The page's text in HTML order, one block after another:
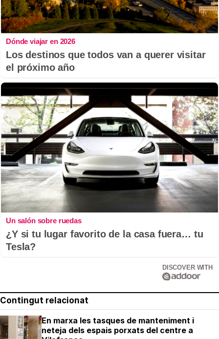
Dónde viajar en 2026
Los destinos que todos van a querer visitar
el próximo año
Un salón sobre ruedas
¿Y si tu lugar favorito de la casa fuera… tu
Tesla?
DISCOVER WITH
Contingut relacionat
En marxa les tasques de manteniment i
neteja dels espais porxats del centre a